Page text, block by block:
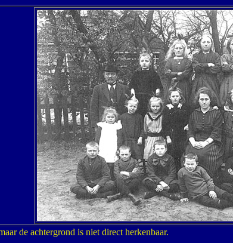
de achtergrond is niet direct herkenbaar.